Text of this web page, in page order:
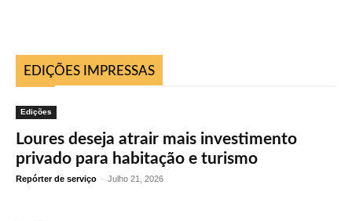
EDIÇÕES IMPRESSAS
Edições
Loures deseja atrair mais investimento
privado para habitação e turismo
Repórter de serviço - Julho 21, 2026